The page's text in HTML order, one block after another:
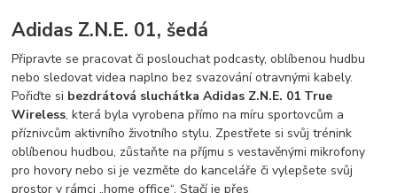
Adidas Z.N.E. 01, šedá
Připravte se pracovat či poslouchat podcasty, oblíbenou hudbu
nebo sledovat videa naplno bez svazování otravnými kabely.
Pořiďte si bezdrátová sluchátka Adidas Z.N.E. 01 True
Wireless, která byla vyrobena přímo na míru sportovcům a
příznivcům aktivního životního stylu. Zpestřete si svůj trénink
oblíbenou hudbou, zůstaňte na příjmu s vestavěnými mikrofony
pro hovory nebo si je vezměte do kanceláře či vylepšete svůj
prostor v rámci „home office“. Stačí je přes